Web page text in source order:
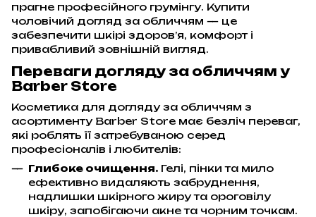
прагне професійного грумінгу. Купити
чоловічий догляд за обличчям — це
забезпечити шкірі здоров’я, комфорт і
привабливий зовнішній вигляд.
Переваги догляду за обличчям у
Barber Store
Косметика для догляду за обличчям з
асортименту Barber Store має безліч переваг,
які роблять її затребуваною серед
професіоналів і любителів:
Глибоке очищення. Гелі, пінки та мило
ефективно видаляють забруднення,
надлишки шкірного жиру та ороговілу
шкіру, запобігаючи акне та чорним точкам.